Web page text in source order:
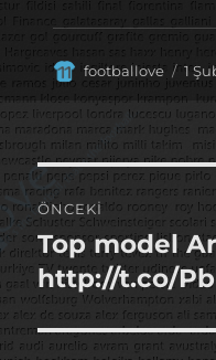
Yazar
footballove 1
Yazı
gezinmesi
ÖNCEKI
Önceki
yazı:
Top model
http://t.co/